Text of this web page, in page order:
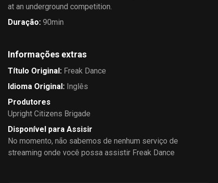
at an underground competition.
Duração: 90min
Informações extras
Título Original: Freak Dance
Idioma Original: Inglês
Produtores
Upright Citizens Brigade
Disponível para Assisir
No momento, não sabemos de nenhum serviço de
streaming onde você possa assistir Freak Dance